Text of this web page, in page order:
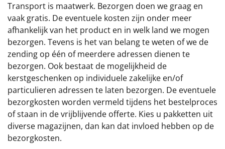
Transport is maatwerk. Bezorgen doen we graag en
vaak gratis. De eventuele kosten zijn onder meer
afhankelijk van het product en in welk land we mogen
bezorgen. Tevens is het van belang te weten of we de
zending op één of meerdere adressen dienen te
bezorgen. Ook bestaat de mogelijkheid de
kerstgeschenken op individuele zakelijke en/of
particulieren adressen te laten bezorgen. De eventuele
bezorgkosten worden vermeld tijdens het bestelproces
of staan in de vrijblijvende offerte. Kies u pakketten uit
diverse magazijnen, dan kan dat invloed hebben op de
bezorgkosten.